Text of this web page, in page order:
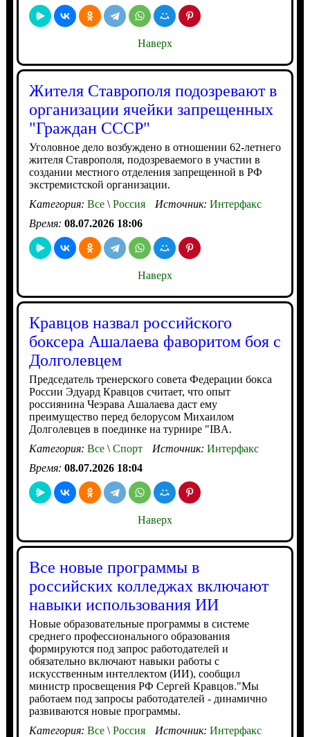
Наверх
Жителя Ставрополя подозревают в
организации ячейки запрещенных
"Граждан СССР"
Уголовное дело возбуждено в отношении 62-летнего
жителя Ставрополя, подозреваемого в участии в
создании местного отделения запрещенной в РФ
экстремистской организации.
Категория: Все\Россия Источник: Интерфакс
Время: 08.07.2026 18:06
Наверх
Кравцов назвал российского
боксера Ашалаева фаворитом боя с
Долголевцем
Председатель тренерского совета Федерации бокса
России Эдуард Кравцов считает, что опыт
россиянина Чеэрава Ашалаева даст ему
преимущество перед белорусом Михаилом
Долголевцев в поединке на турнире "IBA.
Категория: Все\Спорт Источник: Интерфакс
Время: 08.07.2026 18:04
Наверх
Все новые программы в
российских колледжах включают
навыки использования ИИ
Новые образовательные программы в системе
среднего профессионального образования
формируются под запрос работодателей и
обязательно включают навыки работы с
искусственным интеллектом (ИИ), сообщил
министр просвещения РФ Сергей Кравцов."Мы
работаем под запросы работодателей - динамично
развиваются новые программы.
Категория: Все\Россия Источник: Интерфакс